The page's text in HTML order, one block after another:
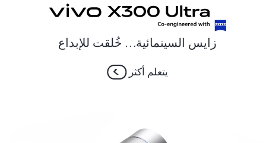
Bahrain(ar) | حدد البلد/المنطقة
زايس السينمائية… خُلقت للإبداع
يتعلم أكثر